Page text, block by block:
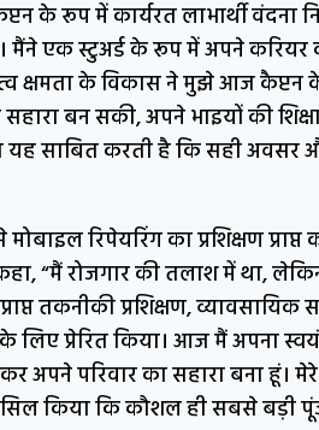
के रूप में कार्यरत लाभार्थी वंदना
मैंने एक स्टुअर्ड के रूप में अपने
क्षमता के विकास ने मुझे आज
बन सकी, अपने भाइयों की
यह साबित करती है कि सही अवसर
रिपेयरिंग का प्रशिक्षण
“मैं रोजगार की तलाश में था,
तकनीकी प्रशिक्षण,
प्रेरित किया। आज मैं अपना
परिवार का सहारा बना हूं।
किया कि कौशल ही सबसे बड़ी